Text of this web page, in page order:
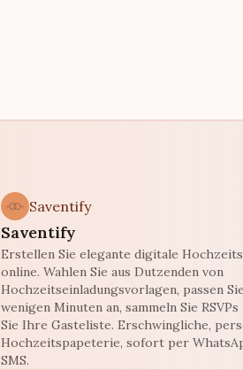
Saventify
Saventify
Erstellen Sie elegante digitale
online. Wahlen Sie aus Dutzenden von
Hochzeitseinladungsvorlagen, passen
wenigen Minuten an, sammeln Sie
Sie Ihre Gasteliste. Erschwingliche,
Hochzeitspapeterie, sofort per
SMS.